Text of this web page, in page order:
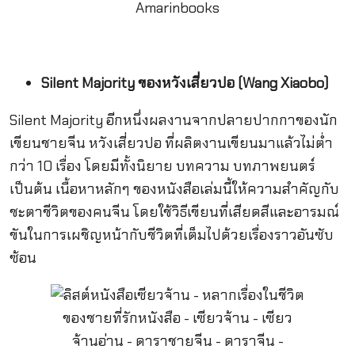
Silent Majority ของหวังเสี่ยวปอ (Wang Xiaobo)
Silent Majority อีกหนึ่งผลงานจากปลายปากกาของนัก
เขียนชายจีน หวังเสี่ยวปอ ที่ผลิตงานเขียนมาแล้วไม่ต่ำ
กว่า 10 เรื่อง โดยมีทั้งนิยาย บทความ บทภาพยนตร์
เป็นต้น เนื้อหาหลักๆ ของหนังสือเล่มนี้ให้ความสำคัญกับ
ชะตาชีวิตของคนจีน โดยใช้วิธีเขียนที่เสียดสีและอารมณ์
ขันในการเผชิญหน้ากับชีวิตที่เต็มไปด้วยเรื่องราวอันซับ
ซ้อน